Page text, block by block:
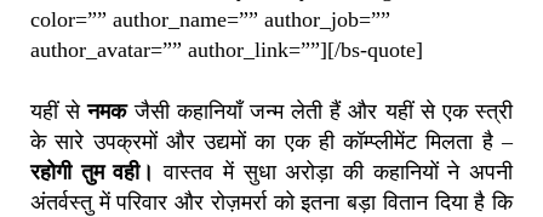
color=”” author_name=”” author_job=””
author_avatar=”” author_link=””][/bs-quote]
यहीं सेनमकजैसी कहानियाँ जन्म लेती हैं और यहीं से एक स्त्री
के सारे उपक्रमों और उद्यमों का एक ही कॉम्प्लीमेंट मिलता है –
रहोगी तुम वही।वास्तव में सुधा अरोड़ा की कहानियों ने अपनी
अंतर्वस्तु में परिवार और रोज़मर्रा को इतना बड़ा वितान दिया है कि